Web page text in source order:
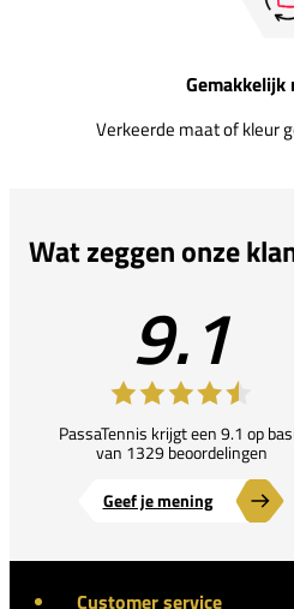
Verkeerde maat of kleur
Wat zeggen onze
9.1
PassaTennis krijgt een 9.1 op
van 1329 beoordelingen
Geef je mening
Customer service